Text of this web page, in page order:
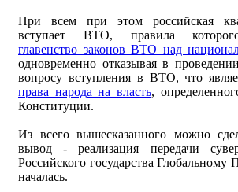
При всем при этом российская
вступает ВТО, правила
главенство законов ВТО над
одновременно отказывая в
вопросу вступления в ВТО, что
права народа на власть,
Конституции.
Из всего вышесказанного можно
вывод - реализация передачи
Российского государства Глобальному
началась.